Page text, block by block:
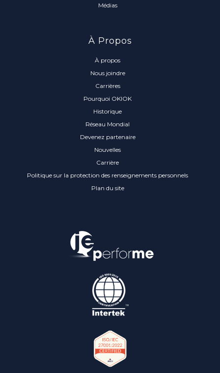
Médias
À Propos
À propos
Nous joindre
Carrières
Pourquoi OKIOK
Historique
Réseau Mondial
Devenez partenaire
Nouvelles
Carrière
Politique sur la protection des renseignements personnels
Plan du site